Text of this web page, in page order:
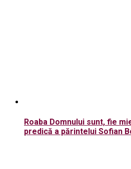
Roaba Domnului sunt, fie
predică a părintelui Sofian